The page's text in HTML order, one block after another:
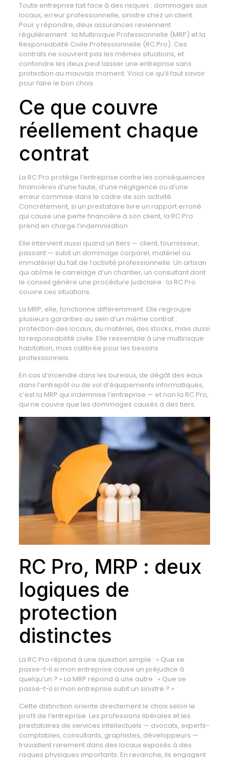
Toute entreprise fait face à des risques : dommages aux
locaux, erreur professionnelle, sinistre chez un client.
Pour y répondre, deux assurances reviennent
régulièrement : la Multirisque Professionnelle (MRP) et la
Responsabilité Civile Professionnelle (RC Pro). Ces
contrats ne couvrent pas les mêmes situations, et
confondre les deux peut laisser une entreprise sans
protection au mauvais moment. Voici ce qu’il faut savoir
pour faire le bon choix.
Ce que couvre
réellement chaque
contrat
La RC Pro protège l’entreprise contre les conséquences
financières d’une faute, d’une négligence ou d’une
erreur commise dans le cadre de son activité.
Concrètement, si un prestataire livre un rapport erroné
qui cause une perte financière à son client, la RC Pro
prend en charge l’indemnisation.
Elle intervient aussi quand un tiers — client, fournisseur,
passant — subit un dommage corporel, matériel ou
immatériel du fait de l’activité professionnelle. Un artisan
qui abîme le carrelage d’un chantier, un consultant dont
le conseil génère une procédure judiciaire : la RC Pro
couvre ces situations.
La MRP, elle, fonctionne différemment. Elle regroupe
plusieurs garanties au sein d’un même contrat :
protection des locaux, du matériel, des stocks, mais aussi
la responsabilité civile. Elle ressemble à une multirisque
habitation, mais calibrée pour les besoins
professionnels.
En cas d’incendie dans les bureaux, de dégât des eaux
dans l’entrepôt ou de vol d’équipements informatiques,
c’est la MRP qui indemnise l’entreprise — et non la RC Pro,
qui ne couvre que les dommages causés à des tiers.
RC Pro, MRP : deux
logiques de
protection
distinctes
La RC Pro répond à une question simple : « Que se
passe-t-il si mon entreprise cause un préjudice à
quelqu’un ? » La MRP répond à une autre : « Que se
passe-t-il si mon entreprise subit un sinistre ? »
Cette distinction oriente directement le choix selon le
profil de l’entreprise. Les professions libérales et les
prestataires de services intellectuels — avocats, experts-
comptables, consultants, graphistes, développeurs —
travaillent rarement dans des locaux exposés à des
risques physiques importants. En revanche, ils engagent